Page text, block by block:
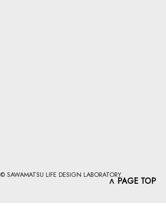
© SAWAMATSU LIFE DESIGN LABORATORY.
∧ PAGE TOP